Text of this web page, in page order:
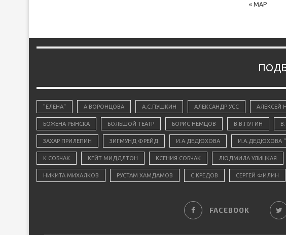
« МАР
"ЕЛЕНА" А.ВОРОНЦОВА А.С.ПУШКИН АЛЕКСАНДР УСС АЛЕКСЕЙ
БОЖЕНА РЫНСКА БОЛЬШОЙ ТЕАТР БОРИС НЕМЦОВ В.В.ПУТИН
ЗАХАР ПРИЛЕПИН ЗИГМУНД ФРЕЙД И.А.ДЕДЮХОВА И.А.ДЕДЮХОВА
К.СОБЧАК КЕЙТ МИДДЛТОН КСЕНИЯ СОБЧАК ЛЮДМИЛА УЛИЦКАЯ
НИКИТА МИХАЛКОВ РУСТАМ ХАМДАМОВ С.КРЕДОВ СЕРГЕЙ ФИЛИН
FACEBOOK